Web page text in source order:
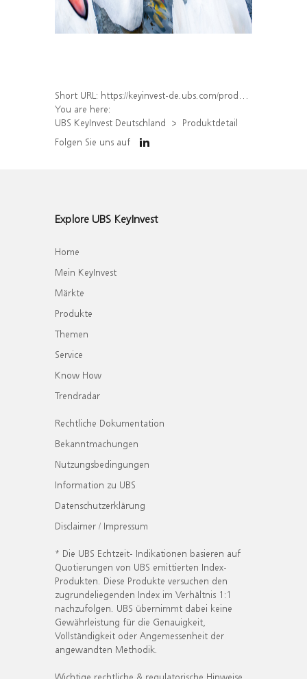
Short URL: https://keyinvest-de.ubs.com/produkt/detail/index/isin/DE000WA5PWE4
You are here:
UBS KeyInvest Deutschland
Produktdetail
Folgen Sie uns auf
Explore UBS KeyInvest
Home
Mein KeyInvest
Märkte
Produkte
Themen
Service
Know How
Trendradar
Rechtliche Dokumentation
Bekanntmachungen
Nutzungsbedingungen
Information zu UBS
Datenschutzerklärung
Disclaimer / Impressum
* Die UBS Echtzeit- Indikationen basieren auf
Quotierungen von UBS emittierten Index-
Produkten. Diese Produkte versuchen den
zugrundeliegenden Index im Verhältnis 1:1
nachzufolgen. UBS übernimmt dabei keine
Gewährleistung für die Genauigkeit,
Vollständigkeit oder Angemessenheit der
angewandten Methodik.